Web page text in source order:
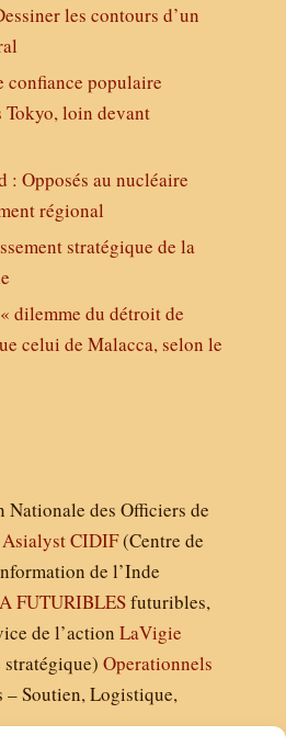
les contours d’un
confiance populaire
Tokyo, loin devant
: Opposés au nucléaire
régional
stratégique de la
dilemme du détroit de
celui de Malacca, selon le
Nationale des Officiers de
AsialystCIDIF(Centre de
de l’Inde
FUTURIBLESfuturibles,
de l’action LaVigie
stratégique) Operationnels
– Soutien, Logistique,